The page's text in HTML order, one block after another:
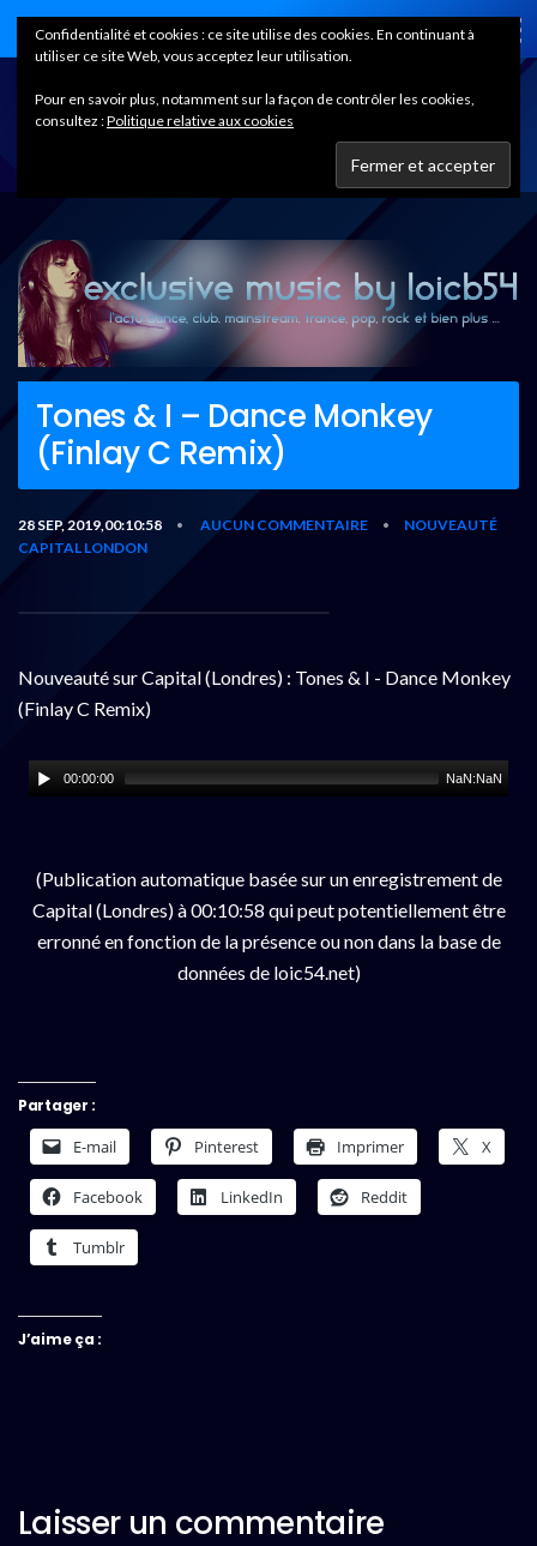
Home
Tones & I – Dance Monkey
(Finlay C Remix)
28 SEP, 2019,00:10:58 • AUCUN COMMENTAIRE •
NOUVEAUTÉ
CAPITAL LONDON
Nouveauté sur Capital (Londres) : Tones & I - Dance Monkey
(Finlay C Remix)
00:00:00 NaN:NaN
(Publication automatique basée sur un enregistrement de
Capital (Londres) à 00:10:58 qui peut potentiellement être
erronné en fonction de la présence ou non dans la base de
données de loic54.net)
Partager :
E-mail Pinterest Imprimer X
Facebook LinkedIn Reddit
Tumblr
J’aime ça :
Laisser un commentaire
Confidentialité et cookies : ce site utilise des cookies. En continuant à
utiliser ce site Web, vous acceptez leur utilisation.
Pour en savoir plus, notamment sur la façon de contrôler les cookies,
consultez :Politique relative aux cookies